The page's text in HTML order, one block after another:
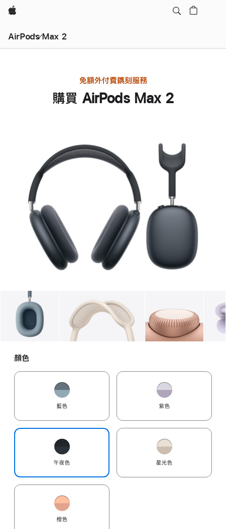
Apple
AirPods Max 2
免額外付費鐫刻服務
購買 AirPods Max 2
圖庫 1 圖庫 圖片 圖庫 圖片
顏色
藍色 紫色
午夜色 星光色
橙色